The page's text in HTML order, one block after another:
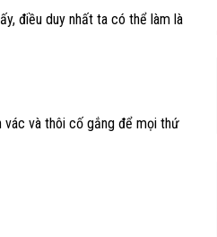
điều duy nhất ta có thể làm là
vác và thôi cố gắng để mọi thứ